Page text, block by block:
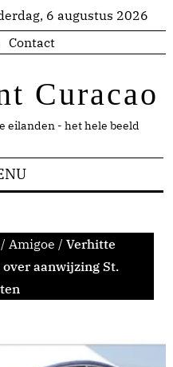
6 augustus 2026
Contact
Curacao
eilanden - het hele beeld
/ Amigoe / Verhitte
aanwijzing St.